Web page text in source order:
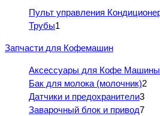
Пульт управления
Трубы1
Запчасти для Кофемашин
Аксессуары для Кофе Машины
Бак для молока (молочник)2
Датчики и предохранители3
Заварочный блок и привод7